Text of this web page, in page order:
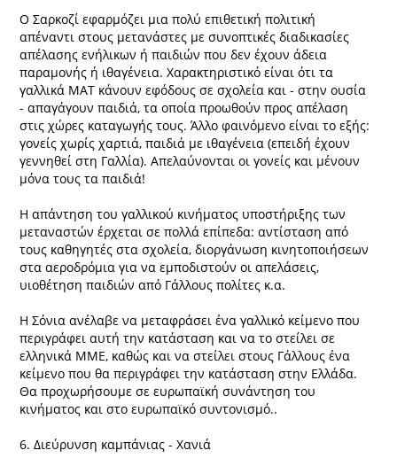
Ο Σαρκοζί εφαρμόζει μια πολύ επιθετική πολιτική
απέναντι στους μετανάστες με συνοπτικές διαδικασίες
απέλασης ενήλικων ή παιδιών που δεν έχουν άδεια
παραμονής ή ιθαγένεια. Χαρακτηριστικό είναι ότι τα
γαλλικά ΜΑΤ κάνουν εφόδους σε σχολεία και - στην ουσία
- απαγάγουν παιδιά, τα οποία προωθούν προς απέλαση
στις χώρες καταγωγής τους. Άλλο φαινόμενο είναι το εξής:
γονείς χωρίς χαρτιά, παιδιά με ιθαγένεια (επειδή έχουν
γεννηθεί στη Γαλλία). Απελαύνονται οι γονείς και μένουν
μόνα τους τα παιδιά!
Η απάντηση του γαλλικού κινήματος υποστήριξης των
μεταναστών έρχεται σε πολλά επίπεδα: αντίσταση από
τους καθηγητές στα σχολεία, διοργάνωση κινητοποιήσεων
στα αεροδρόμια για να εμποδιστούν οι απελάσεις,
υιοθέτηση παιδιών από Γάλλους πολίτες κ.α.
Η Σόνια ανέλαβε να μεταφράσει ένα γαλλικό κείμενο που
περιγράφει αυτή την κατάσταση και να το στείλει σε
ελληνικά ΜΜΕ, καθώς και να στείλει στους Γάλλους ένα
κείμενο που θα περιγράφει την κατάσταση στην Ελλάδα.
Θα προχωρήσουμε σε ευρωπαϊκή συνάντηση του
κινήματος και στο ευρωπαϊκό συντονισμό..
6. Διεύρυνση καμπάνιας - Χανιά